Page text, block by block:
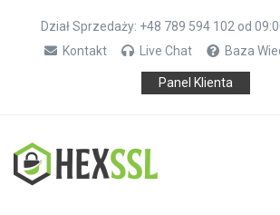
Dział Sprzedaży: +48 789 594 102 od
Kontakt
Live Chat Baza
Panel Klienta